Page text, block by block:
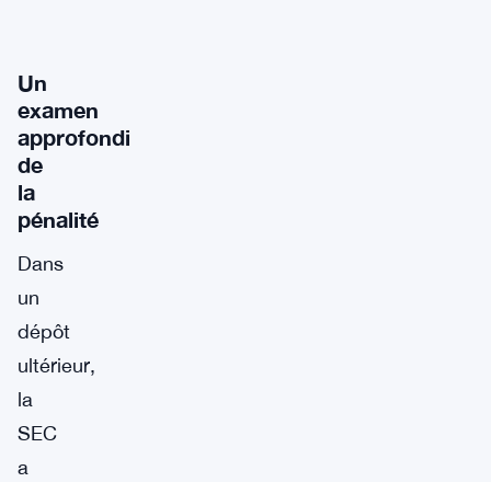
Un
examen
approfondi
de
la
pénalité
Dans
un
dépôt
ultérieur,
la
SEC
a